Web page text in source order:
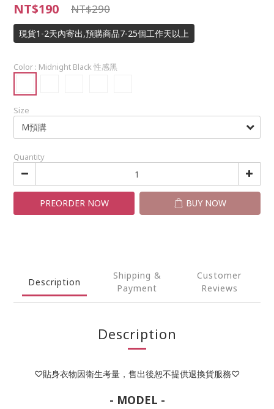
NT$190 NT$290
現貨1-2天內寄出,預購商品7-25個工作天以上
Color : Midnight Black 性感黑
Size
Quantity
PREORDER NOW BUY NOW
Description
Shipping &
Payment
Customer
Reviews
Description
♡貼身衣物因衛生考量，售出後恕不提供退換貨服務♡
- MODEL -